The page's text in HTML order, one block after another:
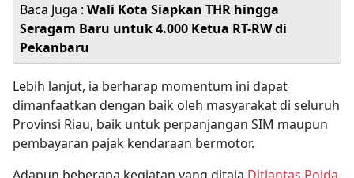
Baca Juga : Wali Kota Siapkan THR hingga
Seragam Baru untuk 4.000 Ketua RT-RW di
Pekanbaru
Lebih lanjut, ia berharap momentum ini dapat
dimanfaatkan dengan baik oleh masyarakat di seluruh
Provinsi Riau, baik untuk perpanjangan SIM maupun
pembayaran pajak kendaraan bermotor.